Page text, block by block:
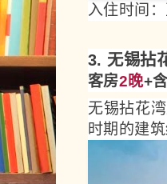
入住时间
3. 无锡拈
客房2晚+
无锡拈花
时期的建